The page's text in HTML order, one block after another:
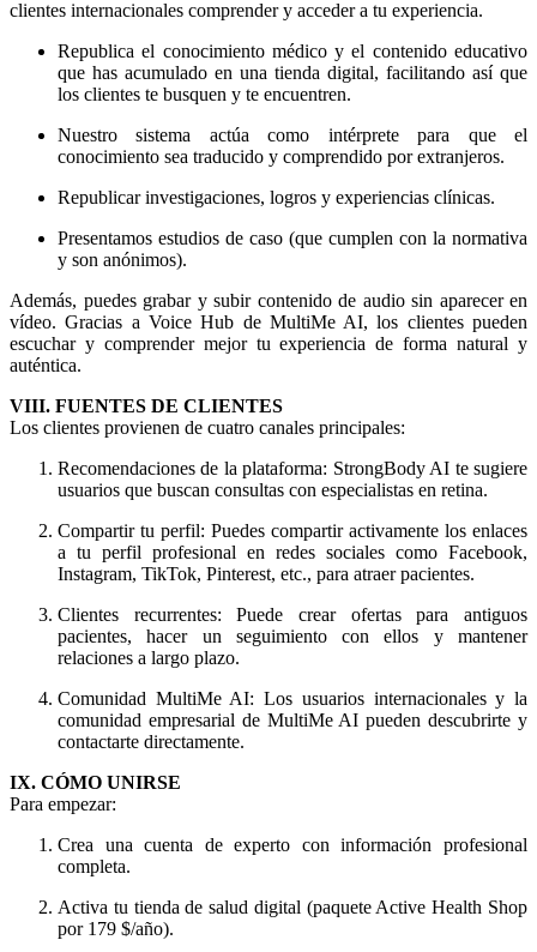
clientes internacionales comprender y acceder a tu experiencia.
Republica el conocimiento médico y el contenido educativo
que has acumulado en una tienda digital, facilitando así que
los clientes te busquen y te encuentren.
Nuestro sistema actúa como intérprete para que el
conocimiento sea traducido y comprendido por extranjeros.
Republicar investigaciones, logros y experiencias clínicas.
Presentamos estudios de caso (que cumplen con la normativa
y son anónimos).
Además, puedes grabar y subir contenido de audio sin aparecer en
vídeo. Gracias a Voice Hub de MultiMe AI, los clientes pueden
escuchar y comprender mejor tu experiencia de forma natural y
auténtica.
VIII. FUENTES DE CLIENTES
Los clientes provienen de cuatro canales principales:
Recomendaciones de la plataforma: StrongBody AI te sugiere
usuarios que buscan consultas con especialistas en retina.
Compartir tu perfil: Puedes compartir activamente los enlaces
a tu perfil profesional en redes sociales como Facebook,
Instagram, TikTok, Pinterest, etc., para atraer pacientes.
Clientes recurrentes: Puede crear ofertas para antiguos
pacientes, hacer un seguimiento con ellos y mantener
relaciones a largo plazo.
Comunidad MultiMe AI: Los usuarios internacionales y la
comunidad empresarial de MultiMe AI pueden descubrirte y
contactarte directamente.
IX. CÓMO UNIRSE
Para empezar:
Crea una cuenta de experto con información profesional
completa.
Activa tu tienda de salud digital (paquete Active Health Shop
por 179 $/año).